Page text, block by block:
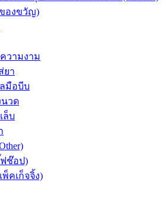
ของขวัญ)
วามงาม
ยา
มือบีบ
นวด
ล็บ
ฟช๊อป)
พ็คเก็จจิ้ง)